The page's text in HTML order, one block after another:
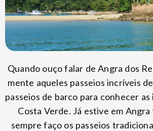
Quando ouço falar de Angra dos
mente aqueles passeios incríveis
passeios de barco para conhecer as
Costa Verde. Já estive em Angra
sempre faço os passeios